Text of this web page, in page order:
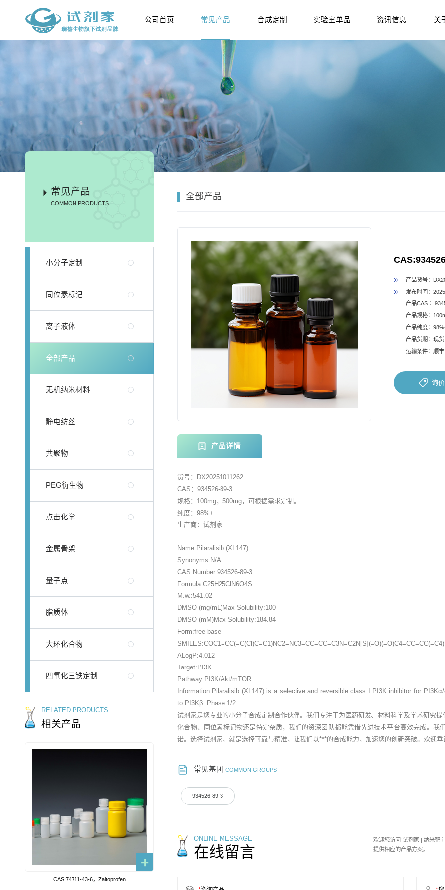
公司首页 常见产品 合成定制 实验室单品 资讯信息 关
常见产品
COMMON PRODUCTS
小分子定制
同位素标记
离子液体
全部产品
无机纳米材料
静电纺丝
共聚物
PEG衍生物
点击化学
金属骨架
量子点
脂质体
大环化合物
四氧化三铁定制
RELATED PRODUCTS
相关产品
CAS:74711-43-6，Zaltoprofen
全部产品
产品货号：
发布时间：
产品CAS ：
产品规格：
产品纯度：
产品货期：现
运输条件：顺
询价
产品详情
货号：DX20251011262
CAS：934526-89-3
规格：100mg，500mg，可根据需求定制。
纯度：98%+
生产商：试剂家
Name:Pilaralisib (XL147)
Synonyms:N/A
CAS Number:934526-89-3
Formula:C25H25ClN6O4S
M.w.:541.02
DMSO (mg/mL)Max Solubility:100
DMSO (mM)Max Solubility:184.84
Form:free base
ALogP:4.012
Target:PI3K
Pathway:PI3K/Akt/mTOR
Information:Pilaralisib (XL147) is a selective and reversible class I PI3K inhibitor for
to PI3Kβ. Phase 1/2.
试剂家是您专业的小分子合成定制合作伙伴。我们专注于为医药研发、材料科学及学术研究
化合物、同位素标记物还是特定杂质，我们的资深团队都能凭借先进技术平台高效完成。
诺。选择试剂家，就是选择可靠与精准，让我们以***的合成能力，加速您的创新突破。欢迎垂
常见基团COMMON GROUPS
934526-89-3
ONLINE MESSAGE
在线留言
欢迎您访问“试剂家 | 纳米靶
提供相应的产品方案。